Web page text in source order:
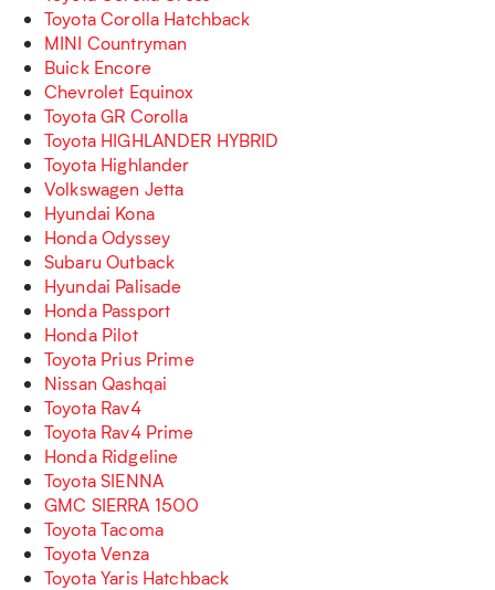
Toyota Corolla Hatchback
MINI Countryman
Buick Encore
Chevrolet Equinox
Toyota GR Corolla
Toyota HIGHLANDER HYBRID
Toyota Highlander
Volkswagen Jetta
Hyundai Kona
Honda Odyssey
Subaru Outback
Hyundai Palisade
Honda Passport
Honda Pilot
Toyota Prius Prime
Nissan Qashqai
Toyota Rav4
Toyota Rav4 Prime
Honda Ridgeline
Toyota SIENNA
GMC SIERRA 1500
Toyota Tacoma
Toyota Venza
Toyota Yaris Hatchback